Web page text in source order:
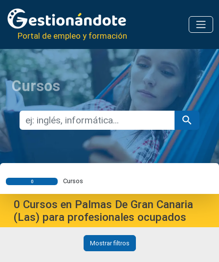
Portal de empleo y formación
Cursos
0 Cursos
0 Cursos en Palmas De Gran Canaria
(Las) para profesionales ocupados
Mostrar filtros